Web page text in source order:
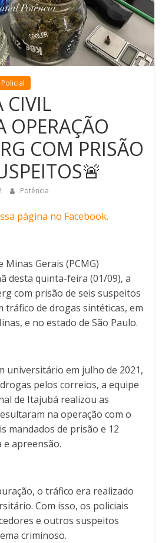
Policial
CIVIL
OPERAÇÃO
COM PRISÃO
Potência
página no Facebook.
Gerais (PCMG)
desta quinta-feira (01/09), a
com prisão de seis suspeitos
tráfico de drogas sintéticas, em
e no estado de São Paulo.
universitário em julho de 2021,
pelos correios, a equipe
de Itajubá realizou as
na operação com o
mandados de prisão e 12
e apreensão.
o tráfico era realizado
Com isso, os policiais
e outros suspeitos
criminoso.